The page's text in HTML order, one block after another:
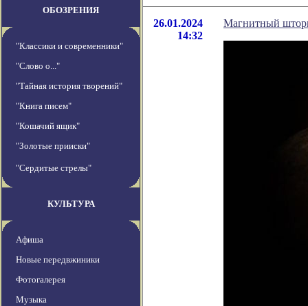
ОБОЗРЕНИЯ
"Классики и современники"
"Слово о..."
"Тайная история творений"
"Книга писем"
"Кошачий ящик"
"Золотые прииски"
"Сердитые стрелы"
КУЛЬТУРА
Афиша
Новые передвжиники
Фотогалерея
Музыка
26.01.2024
14:32
Магнитный